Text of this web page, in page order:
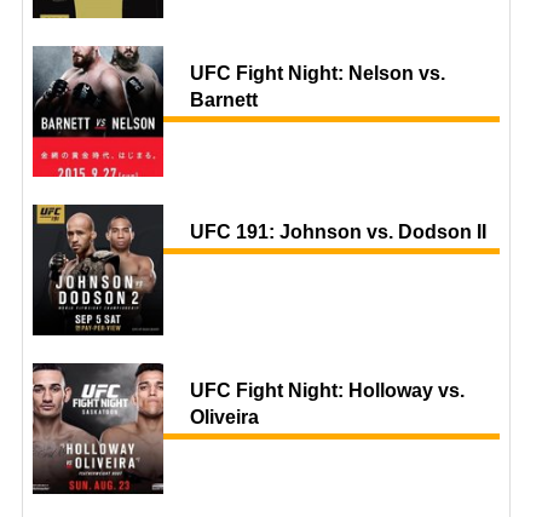
UFC Fight Night: Nelson vs.
Barnett
UFC 191: Johnson vs. Dodson II
UFC Fight Night: Holloway vs.
Oliveira